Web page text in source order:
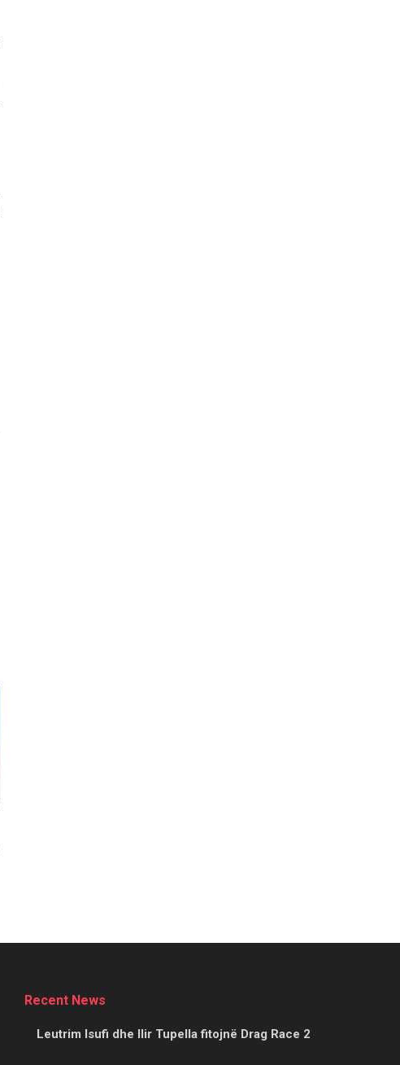
Recent News
Leutrim Isufi dhe Ilir Tupella fitojnë Drag Race 2